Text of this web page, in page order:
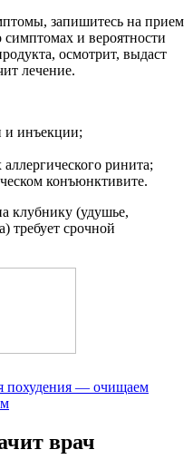
запишитесь на прием
симптомах и вероятности
осмотрит, выдаст
лечение.
и инъекции;
ринита;
конъюнктивите.
клубнику (удушье,
требует срочной
похудения — очищаем
врач